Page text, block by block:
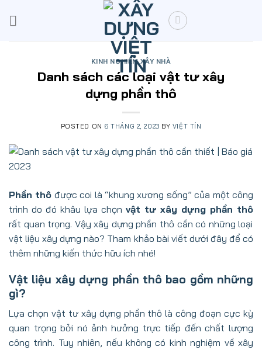
KINH NGHIỆM XÂY NHÀ
Danh sách các loại vật tư xây
dựng phần thô
POSTED ON 6 THÁNG 2, 2023 BY VIỆT TÍN
Phần thô được coi là “khung xương sống” của một công
trình do đó khâu lựa chọn vật tư xây dựng phần thô
rất quan trọng. Vậy xây dựng phần thô cần có những loại
vật liệu xây dựng nào? Tham khảo bài viết dưới đây để có
thêm những kiến thức hữu ích nhé!
Vật liệu xây dựng phần thô bao gồm những
gì?
Lựa chọn vật tư xây dựng phần thô là công đoạn cực kỳ
quan trọng bởi nó ảnh hưởng trực tiếp đến chất lượng
công trình. Tuy nhiên, nếu không có kinh nghiệm về xây